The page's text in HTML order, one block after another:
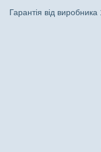
Гарантія від виробника